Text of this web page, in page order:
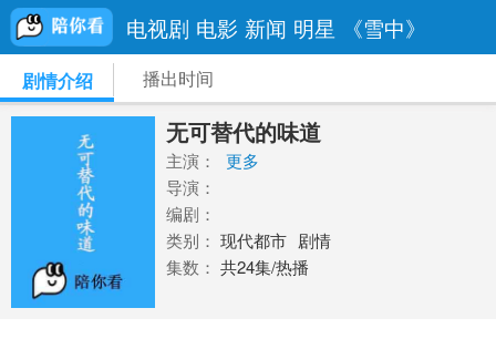
电视剧 电影 新闻 明星 《雪中》
剧情介绍 播出时间
无可替代的味道
主演：
更多
导演：
编剧：
类别： 现代都市 剧情
集数： 共24集/热播